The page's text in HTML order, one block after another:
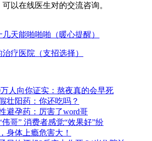
以在线医生对的交流咨询。
天能啪啪啪（暖心提醒）
疗医院（支招选择）
人向你证实：熬夜真的会早死
壮阳药：你还吃吗？
避孕药：厉害了word哥
哥” 消费者感觉“效果好”纷
身体上瘾危害大！